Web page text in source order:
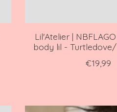
Lil'Atelier |
body lil -
€19,99